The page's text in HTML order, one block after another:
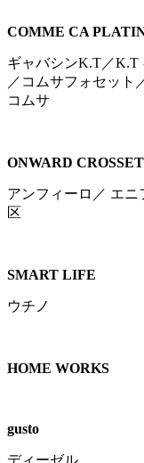
COMME CA
ギャバシンK.T／K.T
／コムサフォセット
コムサ
ONWARD
アンフィーロ／ エ
区
SMART LIFE
ウチノ
HOME WORKS
gusto